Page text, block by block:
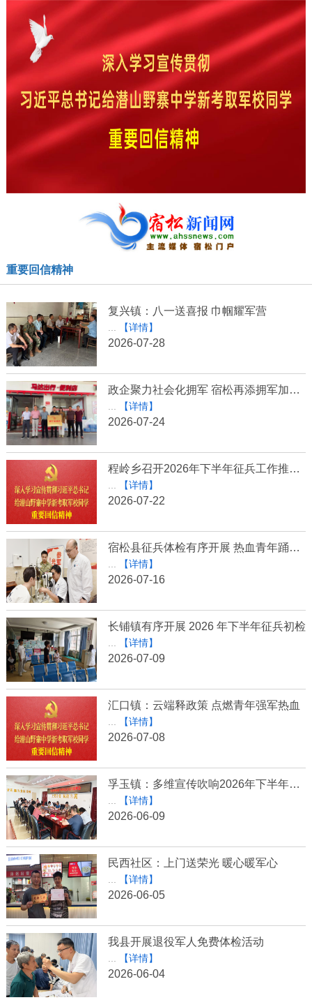
重要回信精神
复兴镇：八一送喜报 巾帼耀军营
【详情】
2026-07-28
政企聚力社会化拥军 宿松再添拥军加油站
【详情】
2026-07-24
程岭乡召开2026年下半年征兵工作推进会
【详情】
2026-07-22
宿松县征兵体检有序开展 热血青年踊跃参军报国
【详情】
2026-07-16
长铺镇有序开展 2026 年下半年征兵初检
【详情】
2026-07-09
汇口镇：云端释政策 点燃青年强军热血
【详情】
2026-07-08
孚玉镇：多维宣传吹响2026年下半年征兵集结号
【详情】
2026-06-09
民西社区：上门送荣光 暖心暖军心
【详情】
2026-06-05
我县开展退役军人免费体检活动
【详情】
2026-06-04